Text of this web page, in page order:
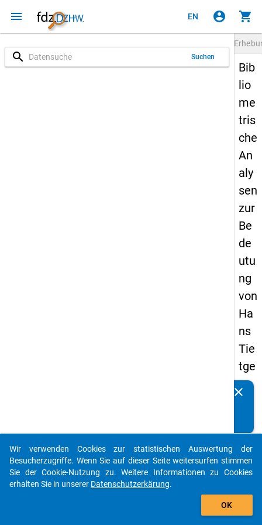
menu EN account_circle shopping_cart
search Suchen
Bib
lio
me
tris
che
An
aly
sen
zur
Be
de
utu
ng
von
Ha
ns
Tie
tge
ns
Er
wa
chs
clear
auto_stories
add_shopping_cart
Wir verwenden Cookies zur statistischen Auswertung der
Besucherzugriffe. Wenn Sie auf dieser Seite weitersurfen stimmen
Sie der Cookie-Nutzung zu. Weitere Informationen zu Cookies
erhalten Sie in unserer Datenschutzerkärung.
OK